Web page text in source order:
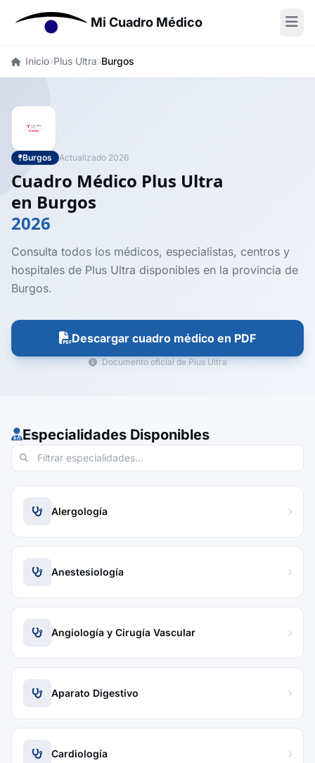
Mi Cuadro Médico
Inicio Plus Ultra Burgos
Burgos Actualizado 2026
Cuadro Médico Plus Ultra
en Burgos
2026
Consulta todos los médicos, especialistas, centros y
hospitales de Plus Ultra disponibles en la provincia de
Burgos.
Descargar cuadro médico en PDF
Documento oficial de Plus Ultra
Especialidades Disponibles
Alergología
Anestesiología
Angiología y Cirugía Vascular
Aparato Digestivo
Cardiología